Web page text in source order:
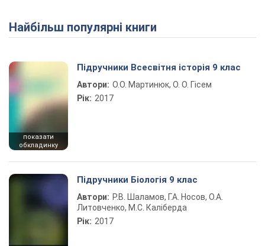
Найбільш популярні книги
показати
обкладинку
Підручники Всесвітня історія 9 клас
Автори: О.О. Мартинюк, О. О. Гісем
Рік: 2017
Підручники Біологія 9 клас
Автори: Р.В. Шаламов, Г.А. Носов, О.А.
Литовченко, М.С. Каліберда
Рік: 2017